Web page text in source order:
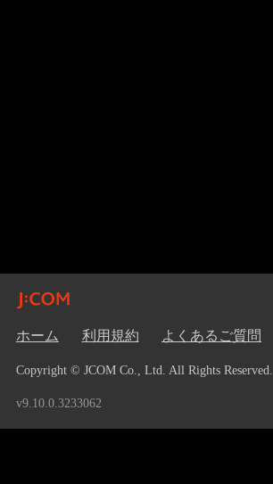
ホーム 利用規約 よくあるご質問
Copyright © JCOM Co., Ltd. All Rights Reserved.
v9.10.0.3233062